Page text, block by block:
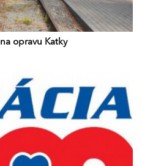
opravu Katky